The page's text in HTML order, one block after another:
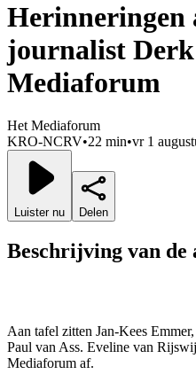
Herinneringen
journalist Derk
Mediaforum
Het Mediaforum
KRO-NCRV•22 min•vr 1
Luister nu Delen
Beschrijving van de
Aan tafel zitten Jan-Kees
Paul van Ass. Eveline van
Mediaforum af.